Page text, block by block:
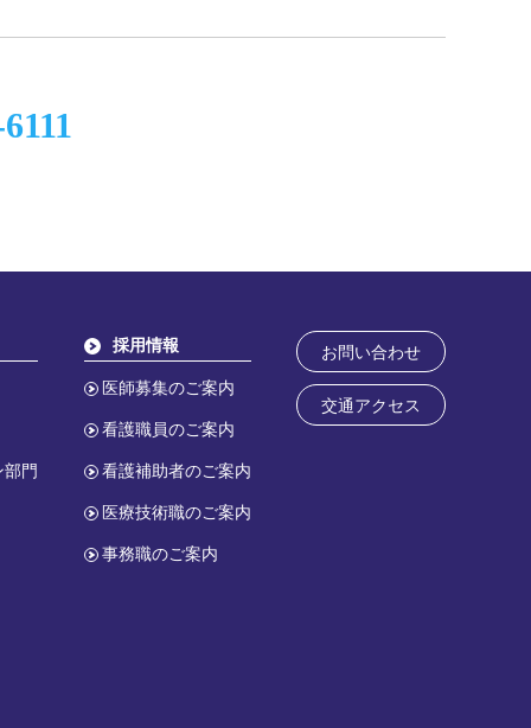
門
採用情報
医師募集のご案内
看護職員のご案内
看護補助者のご案内
医療技術職のご案内
事務職のご案内
お問い合わせ
交通アクセス